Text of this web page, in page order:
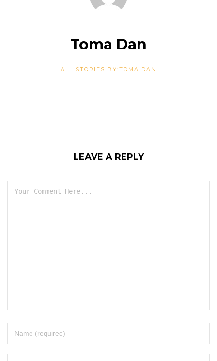
Toma Dan
ALL STORIES BY:TOMA DAN
LEAVE A REPLY